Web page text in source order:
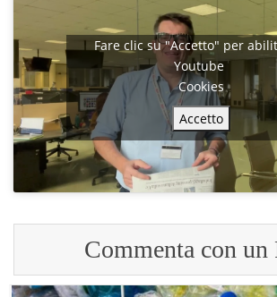
Fare clic su "Accetto" per
Youtube
Cookies
Accetto
Commenta con un